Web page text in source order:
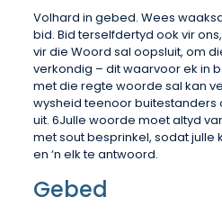
Volhard in gebed. Wees
bid. Bid terselfdertyd ook vir
vir die Woord sal oopsluit, om
verkondig – dit waarvoor ek in
met die regte woorde sal kan
wysheid teenoor buitestanders
uit. 6Julle woorde moet altyd
met sout besprinkel, sodat julle
en ‘n elk te antwoord.
Gebed